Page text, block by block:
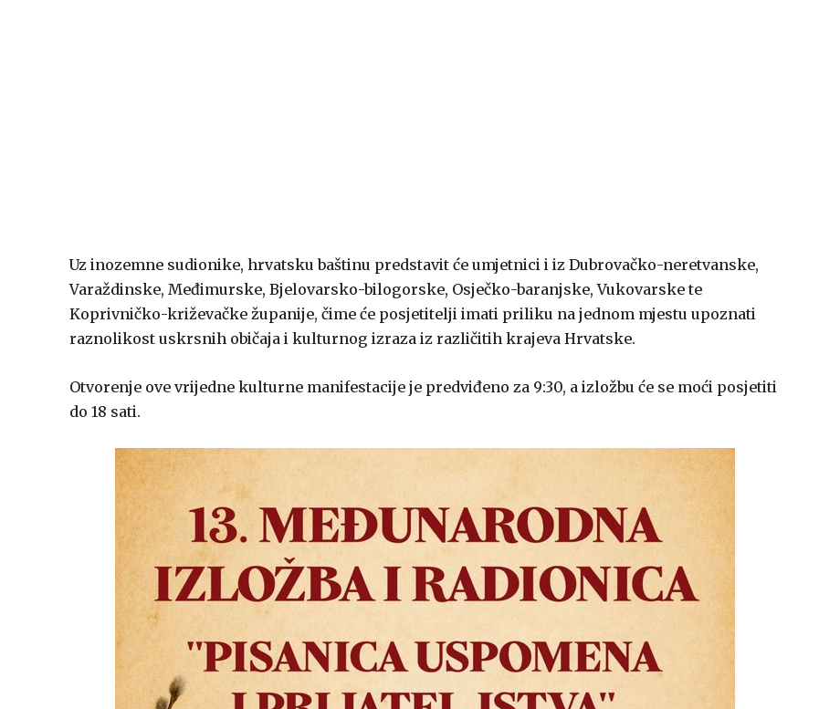
Uz inozemne sudionike, hrvatsku baštinu predstavit će umjetnici i iz Dubrovačko-neretvanske,
Varaždinske, Međimurske, Bjelovarsko-bilogorske, Osječko-baranjske, Vukovarske te
Koprivničko-križevačke županije, čime će posjetitelji imati priliku na jednom mjestu upoznati
raznolikost uskrsnih običaja i kulturnog izraza iz različitih krajeva Hrvatske.
Otvorenje ove vrijedne kulturne manifestacije je predviđeno za 9:30, a izložbu će se moći posjetiti
do 18 sati.